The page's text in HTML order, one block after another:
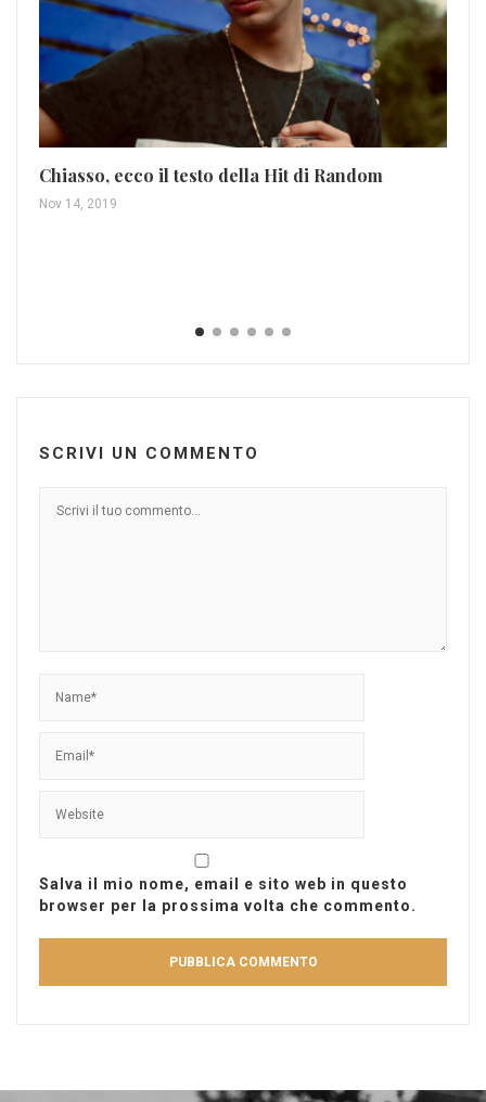
Chiasso, ecco il testo della Hit di Random
Nov 14, 2019
SCRIVI UN COMMENTO
Salva il mio nome, email e sito web in questo
browser per la prossima volta che commento.